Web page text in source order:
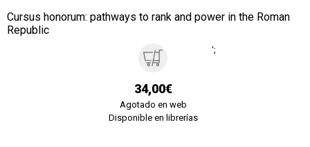
Cursus honorum: pathways to rank and power in the Roman
Republic
34,00€
Agotado en web
Disponible en librerías
';